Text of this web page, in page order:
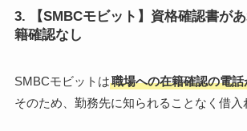
3. 【SMBCモビット】資格確認書が
籍確認なし
SMBCモビットは職場への在籍確認の電
そのため、勤務先に知られることなく借入